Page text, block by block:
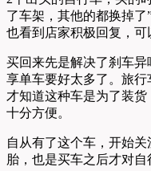
了车架，其他的都换掉了
也看到店家积极回复，可
买回来先是解决了刹车
享单车要好太多了。旅
才知道这种车是为了装
十分方便。
自从有了这个车，开始
胎，也是买车之后才对自